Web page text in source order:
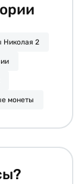
Николая 2
монеты